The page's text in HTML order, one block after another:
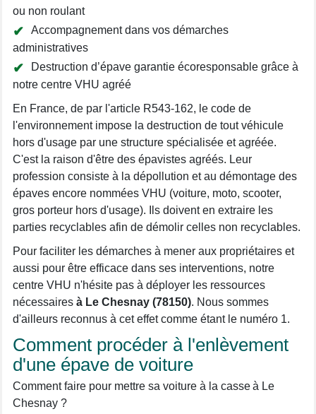
ou non roulant
Accompagnement dans vos démarches
administratives
Destruction d’épave garantie écoresponsable grâce à
notre centre VHU agréé
En France, de par l'article R543-162, le code de
l'environnement impose la destruction de tout véhicule
hors d'usage par une structure spécialisée et agréée.
C'est la raison d'être des épavistes agréés. Leur
profession consiste à la dépollution et au démontage des
épaves encore nommées VHU (voiture, moto, scooter,
gros porteur hors d'usage). Ils doivent en extraire les
parties recyclables afin de démolir celles non recyclables.
Pour faciliter les démarches à mener aux propriétaires et
aussi pour être efficace dans ses interventions, notre
centre VHU n'hésite pas à déployer les ressources
nécessaires à Le Chesnay (78150). Nous sommes
d'ailleurs reconnus à cet effet comme étant le numéro 1.
Comment procéder à l'enlèvement
d'une épave de voiture
Comment faire pour mettre sa voiture à la casse à Le
Chesnay ?